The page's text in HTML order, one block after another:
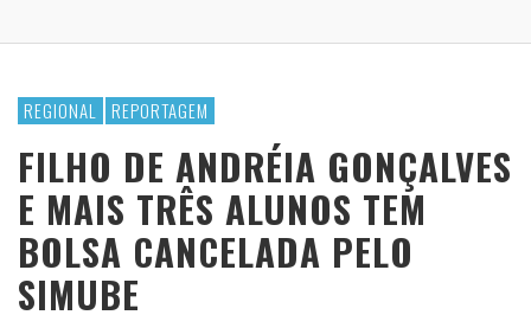
REGIONAL REPORTAGEM
FILHO DE ANDRÉIA GONÇALVES
E MAIS TRÊS ALUNOS TEM
BOLSA CANCELADA PELO
SIMUBE